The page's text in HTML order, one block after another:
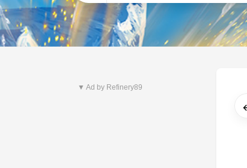
Pitch Black
▼ Ad by Refinery89